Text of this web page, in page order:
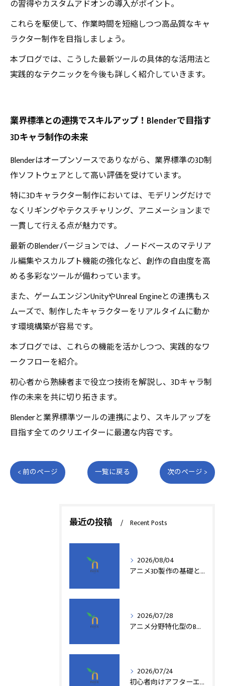
の習得やカスタムアドオンの導入がポイント。
これらを駆使して、作業時間を短縮しつつ高品質なキャ
ラクター制作を目指しましょう。
本ブログでは、こうした最新ツールの具体的な活用法と
実践的なテクニックを今後も詳しく紹介していきます。
業界標準との連携でスキルアップ！Blenderで目指す
3Dキャラ制作の未来
Blenderはオープンソースでありながら、業界標準の3D制
作ソフトウェアとして高い評価を受けています。
特に3Dキャラクター制作においては、モデリングだけで
なくリギングやテクスチャリング、アニメーションまで
一貫して行える点が魅力です。
最新のBlenderバージョンでは、ノードベースのマテリア
ル編集やスカルプト機能の強化など、創作の自由度を高
める多彩なツールが備わっています。
また、ゲームエンジンUnityやUnreal Engineとの連携もス
ムーズで、制作したキャラクターをリアルタイムに動か
す環境構築が容易です。
本ブログでは、これらの機能を活かしつつ、実践的なワ
ークフローを紹介。
初心者から熟練者まで役立つ技術を解説し、3Dキャラ制
作の未来を共に切り拓きます。
Blenderと業界標準ツールの連携により、スキルアップを
目指す全てのクリエイターに最適な内容です。
< 前のページ 一覧に戻る 次のページ >
最近の投稿 Recent Posts
2026/08/04
アニメ3D製作の基礎と実践法
2026/07/28
アニメ分野特化型のB型事業所支援制度の詳細解説
2026/07/24
初心者向けアフターエフェクト動画編集の基本